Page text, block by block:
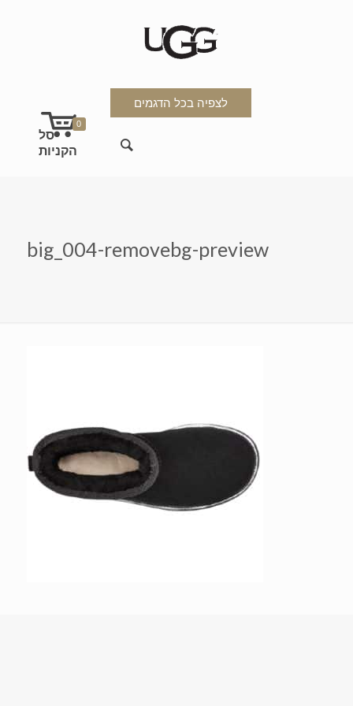
לצפיה בכל הדגמים
0
big_004-removebg-preview